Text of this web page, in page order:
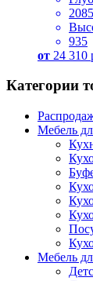
2085
935
от 24 310
Категории
Мебель
Мебель